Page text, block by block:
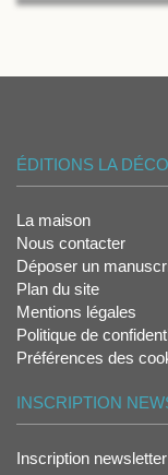
ÉDITIONS LA
La maison
Nous contacter
Déposer un
Plan du site
Mentions légales
Politique de
Préférences des
INSCRIPTION
Inscription newsletter